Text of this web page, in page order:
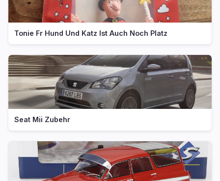
Tonie Fr Hund Und Katz Ist Auch Noch Platz
Seat Mii Zubehr